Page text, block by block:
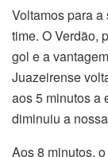
Voltamos para
time. O Verdão,
gol e a
Juazeirense
aos 5 minutos a
diminuiu a
Aos 8 minutos,